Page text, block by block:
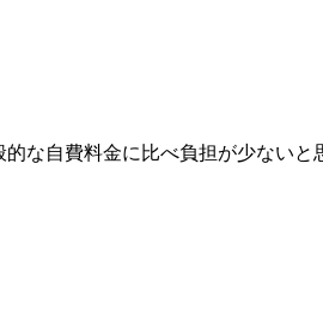
な自費料金に比べ負担が少ないと